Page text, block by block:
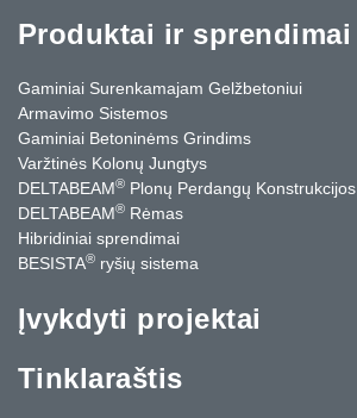
Produktai ir sprendimai
Gaminiai Surenkamajam Gelžbetoniui
Armavimo Sistemos
Gaminiai Betoninėms Grindims
Varžtinės Kolonų Jungtys
DELTABEAM® Plonų Perdangų Konstrukcijos
DELTABEAM® Rėmas
Hibridiniai sprendimai
BESISTA® ryšių sistema
Įvykdyti projektai
Tinklaraštis